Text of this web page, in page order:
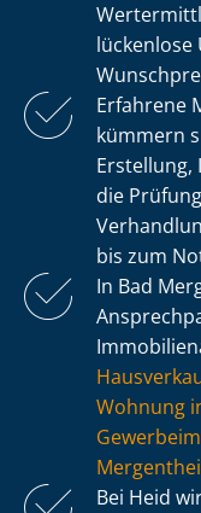
lückenlose
Erfahrene
kümmern
Erstellung,
die
bis zum
In Bad
Wohnung
Bei Heid